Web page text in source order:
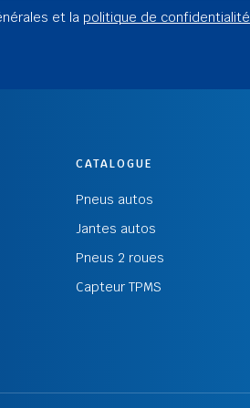
et la politique de confidentialité
CATALOGUE
Pneus autos
Jantes autos
Pneus 2 roues
Capteur TPMS